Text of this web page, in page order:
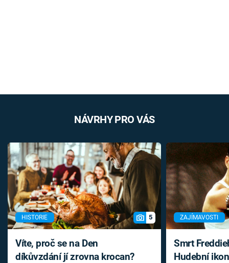
NÁVRHY PRO VÁS
HISTORIE 5
Víte, proč se na Den
díkůvzdání jí zrovna krocan?
ZAJÍMAVOSTI
Smrt
Hudební